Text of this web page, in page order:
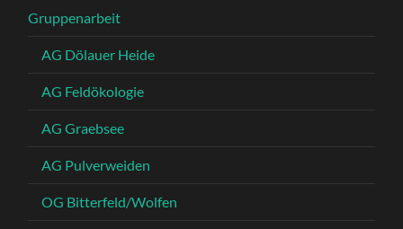
Gruppenarbeit
AG Dölauer Heide
AG Feldökologie
AG Graebsee
AG Pulverweiden
OG Bitterfeld/Wolfen